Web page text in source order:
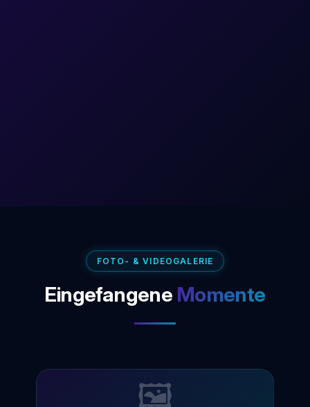
FOTO- & VIDEOGALERIE
Eingefangene Momente
🖼